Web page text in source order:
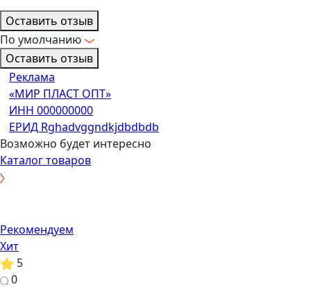
Оставить отзыв
По умолчанию
Оставить отзыв
Реклама
«МИР ПЛАСТ ОПТ»
ИНН 000000000
ЕРИД Rghadvggndkjdbdbdb
Возможно будет интересно
Каталог товаров
Рекомендуем
Хит
5
0